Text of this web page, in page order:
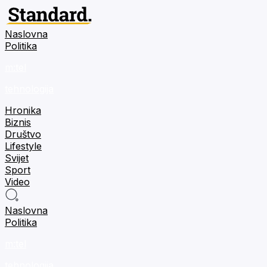
Naslovna
Politika
Hronika
Biznis
Društvo
Lifestyle
Svijet
Sport
Video
Naslovna
Politika